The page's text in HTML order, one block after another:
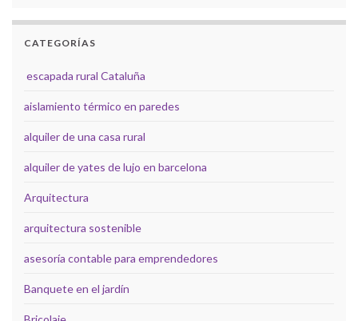
CATEGORÍAS
escapada rural Cataluña
aislamiento térmico en paredes
alquiler de una casa rural
alquiler de yates de lujo en barcelona
Arquitectura
arquitectura sostenible
asesoría contable para emprendedores
Banquete en el jardín